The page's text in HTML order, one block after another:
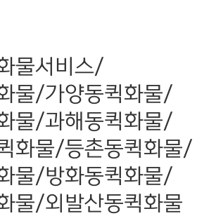
물서비스/
물/가양동퀵화물/
물/과해동퀵화물/
화물/등촌동퀵화물/
물/방화동퀵화물/
물/외발산동퀵화물
/